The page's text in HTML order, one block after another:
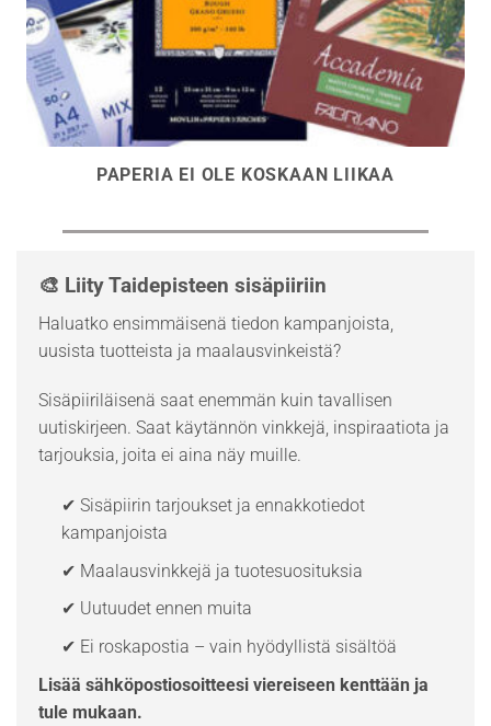
PAPERIA EI OLE KOSKAAN LIIKAA
🎨 Liity Taidepisteen sisäpiiriin
Haluatko ensimmäisenä tiedon kampanjoista,
uusista tuotteista ja maalausvinkeistä?
Sisäpiiriläisenä saat enemmän kuin tavallisen
uutiskirjeen. Saat käytännön vinkkejä, inspiraatiota ja
tarjouksia, joita ei aina näy muille.
✔ Sisäpiirin tarjoukset ja ennakkotiedot
kampanjoista
✔ Maalausvinkkejä ja tuotesuosituksia
✔ Uutuudet ennen muita
✔ Ei roskapostia – vain hyödyllistä sisältöä
Lisää sähköpostiosoitteesi viereiseen kenttään ja
tule mukaan.